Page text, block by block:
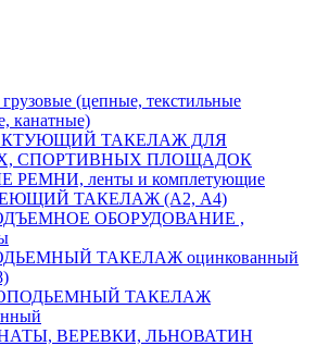
(цепные, текстильные
канатные)
ТАКЕЛАЖ ДЛЯ
СПОРТИВНЫХ ПЛОЩАДОК
ленты и комплетующие
ТАКЕЛАЖ (А2, А4)
ОБОРУДОВАНИЕ ,
ТАКЕЛАЖ оцинкованный
ТАКЕЛАЖ
ВЕРЕВКИ, ЛЬНОВАТИН